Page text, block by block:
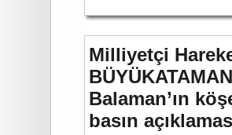
Milliyetçi
Balaman’ın
basın